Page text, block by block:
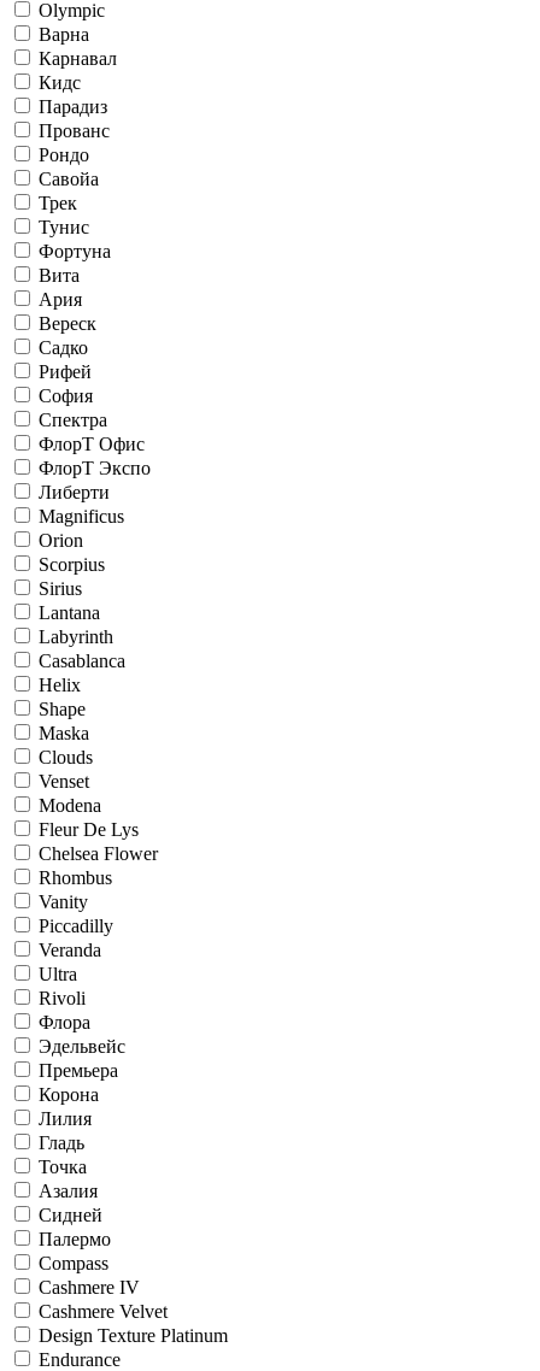
Olympic
Варна
Карнавал
Кидс
Парадиз
Прованс
Рондо
Савойа
Трек
Тунис
Фортуна
Вита
Ария
Вереск
Садко
Рифей
София
Спектра
ФлорТ Офис
ФлорТ Экспо
Либерти
Magnificus
Orion
Scorpius
Sirius
Lantana
Labyrinth
Casablanca
Helix
Shape
Maska
Clouds
Venset
Modena
Fleur De Lys
Chelsea Flower
Rhombus
Vanity
Piccadilly
Veranda
Ultra
Rivoli
Флора
Эдельвейс
Премьера
Корона
Лилия
Гладь
Точка
Азалия
Сидней
Палермо
Compass
Cashmere IV
Cashmere Velvet
Design Texture Platinum
Endurance